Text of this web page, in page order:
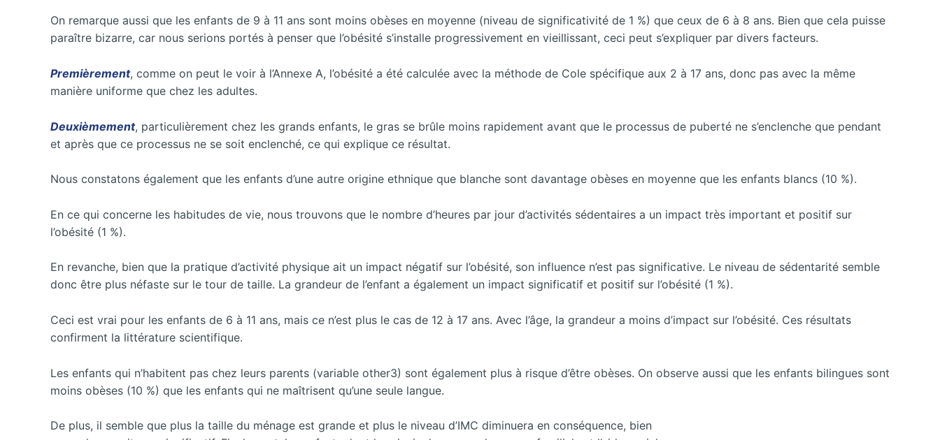
On remarque aussi que les enfants de 9 à 11 ans sont moins obèses en moyenne (niveau de significativité de 1 %) que ceux de 6 à 8 ans. Bien que cela puisse
paraître bizarre, car nous serions portés à penser que l’obésité s’installe progressivement en vieillissant, ceci peut s’expliquer par divers facteurs.
Premièrement, comme on peut le voir à l’Annexe A, l’obésité a été calculée avec la méthode de Cole spécifique aux 2 à 17 ans, donc pas avec la même
manière uniforme que chez les adultes.
Deuxièmement, particulièrement chez les grands enfants, le gras se brûle moins rapidement avant que le processus de puberté ne s’enclenche que pendant
et après que ce processus ne se soit enclenché, ce qui explique ce résultat.
Nous constatons également que les enfants d’une autre origine ethnique que blanche sont davantage obèses en moyenne que les enfants blancs (10 %).
En ce qui concerne les habitudes de vie, nous trouvons que le nombre d’heures par jour d’activités sédentaires a un impact très important et positif sur
l’obésité (1 %).
En revanche, bien que la pratique d’activité physique ait un impact négatif sur l’obésité, son influence n’est pas significative. Le niveau de sédentarité semble
donc être plus néfaste sur le tour de taille. La grandeur de l’enfant a également un impact significatif et positif sur l’obésité (1 %).
Ceci est vrai pour les enfants de 6 à 11 ans, mais ce n’est plus le cas de 12 à 17 ans. Avec l’âge, la grandeur a moins d’impact sur l’obésité. Ces résultats
confirment la littérature scientifique.
Les enfants qui n’habitent pas chez leurs parents (variable other3) sont également plus à risque d’être obèses. On observe aussi que les enfants bilingues sont
moins obèses (10 %) que les enfants qui ne maîtrisent qu’une seule langue.
De plus, il semble que plus la taille du ménage est grande et plus le niveau d’IMC diminuera en conséquence, bien